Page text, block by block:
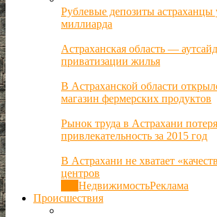
Рублевые депозиты астраханцы
миллиарда
Астраханская область —
приватизации жилья
В Астраханской области
магазин фермерских продуктов
Рынок труда в Астрахани
привлекательность за 2015 год
В Астрахани не хватает
центров
НедвижимостьРеклама
Происшествия